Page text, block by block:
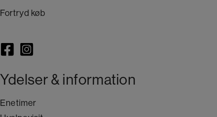
Fortryd køb
Ydelser & information
Enetimer